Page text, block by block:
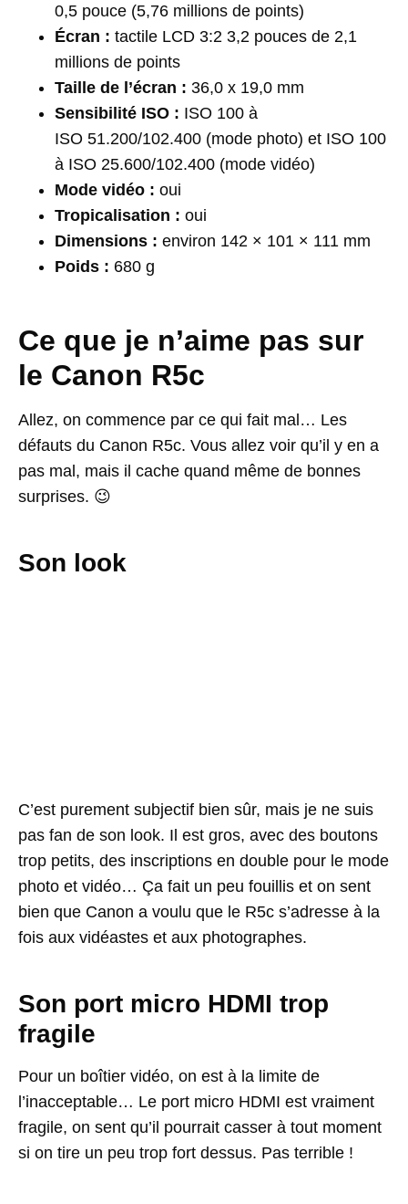
0,5 pouce (5,76 millions de points)
Écran : tactile LCD 3:2 3,2 pouces de 2,1
millions de points
Taille de l’écran : 36,0 x 19,0 mm
Sensibilité ISO : ISO 100 à
ISO 51.200/102.400 (mode photo) et ISO 100
à ISO 25.600/102.400 (mode vidéo)
Mode vidéo : oui
Tropicalisation : oui
Dimensions : environ 142 × 101 × 111 mm
Poids : 680 g
Ce que je n’aime pas sur
le Canon R5c
Allez, on commence par ce qui fait mal… Les
défauts du Canon R5c. Vous allez voir qu’il y en a
pas mal, mais il cache quand même de bonnes
surprises. 😉
Son look
C’est purement subjectif bien sûr, mais je ne suis
pas fan de son look. Il est gros, avec des boutons
trop petits, des inscriptions en double pour le mode
photo et vidéo… Ça fait un peu fouillis et on sent
bien que Canon a voulu que le R5c s’adresse à la
fois aux vidéastes et aux photographes.
Son port micro HDMI trop
fragile
Pour un boîtier vidéo, on est à la limite de
l’inacceptable… Le port micro HDMI est vraiment
fragile, on sent qu’il pourrait casser à tout moment
si on tire un peu trop fort dessus. Pas terrible !